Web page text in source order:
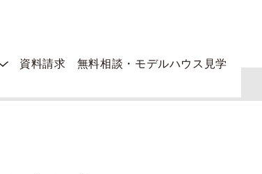
資料請求 無料相談・モデルハウス見学